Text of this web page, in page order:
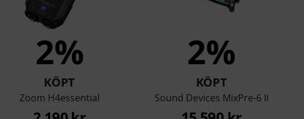
2%
KÖPT
Zoom H4essential
2%
KÖPT
Sound Devices MixPre-6 II